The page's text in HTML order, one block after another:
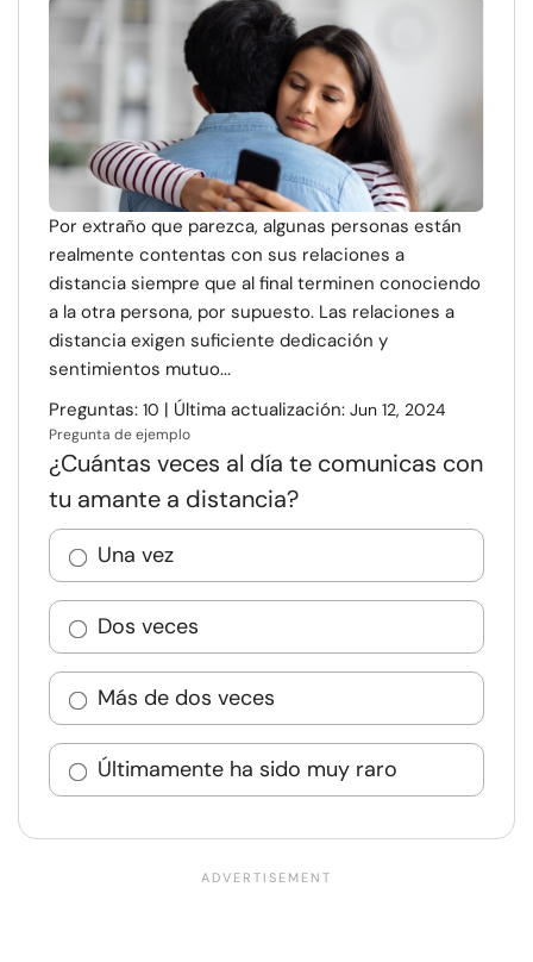
Por extraño que parezca, algunas personas están
realmente contentas con sus relaciones a
distancia siempre que al final terminen conociendo
a la otra persona, por supuesto. Las relaciones a
distancia exigen suficiente dedicación y
sentimientos mutuo...
Preguntas: 10 | Última actualización: Jun 12, 2024
Pregunta de ejemplo
¿Cuántas veces al día te comunicas con
tu amante a distancia?
Una vez
Dos veces
Más de dos veces
Últimamente ha sido muy raro